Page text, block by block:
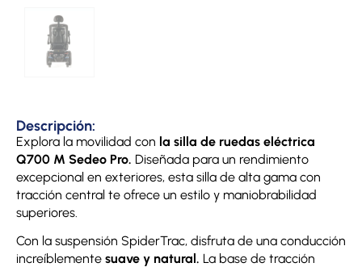
Descripción:
Explora la movilidad con la silla de ruedas eléctrica
Q700 M Sedeo Pro. Diseñada para un rendimiento
excepcional en exteriores, esta silla de alta gama con
tracción central te ofrece un estilo y maniobrabilidad
superiores.
Con la suspensión SpiderTrac, disfruta de una conducción
increíblemente suave y natural. La base de tracción